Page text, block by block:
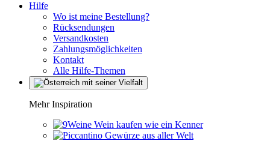
Hilfe
Wo ist meine Bestellung?
Rücksendungen
Versandkosten
Zahlungsmöglichkeiten
Kontakt
Alle Hilfe-Themen
Mehr Inspiration
Wein kaufen wie ein Kenner
Gewürze aus aller Welt